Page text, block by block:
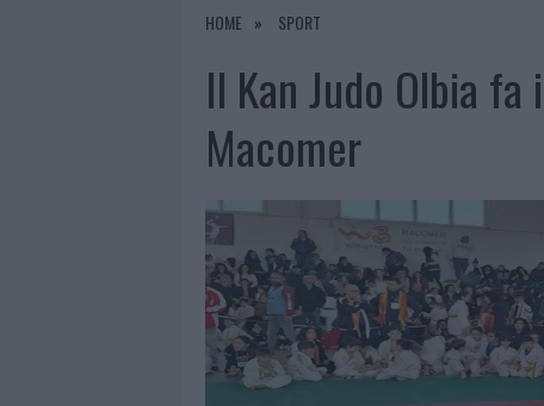
7 AGOSTO 2026
HOME SPORT
Il Kan Judo Olbia
Macomer